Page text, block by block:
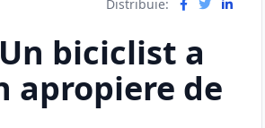
Distribuie:
biciclist a
de